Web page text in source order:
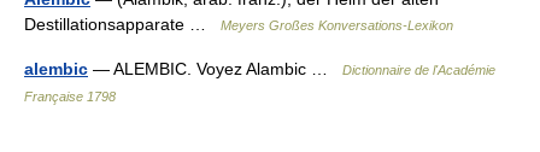
Destillationsapparate …
Meyers Großes Konversations-Lexikon
alembic — ALEMBIC. Voyez Alambic …
Dictionnaire de l'Académie
Française 1798